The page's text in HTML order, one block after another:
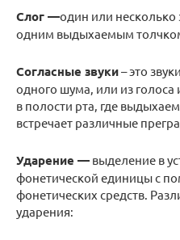
Слог —один или
одним выдыхаемым
Согласные звуки– это
одного шума, или из
в полости рта, где
встречает различные
Ударение — выделение в
фонетической единицы с
фонетических средств.
ударения: